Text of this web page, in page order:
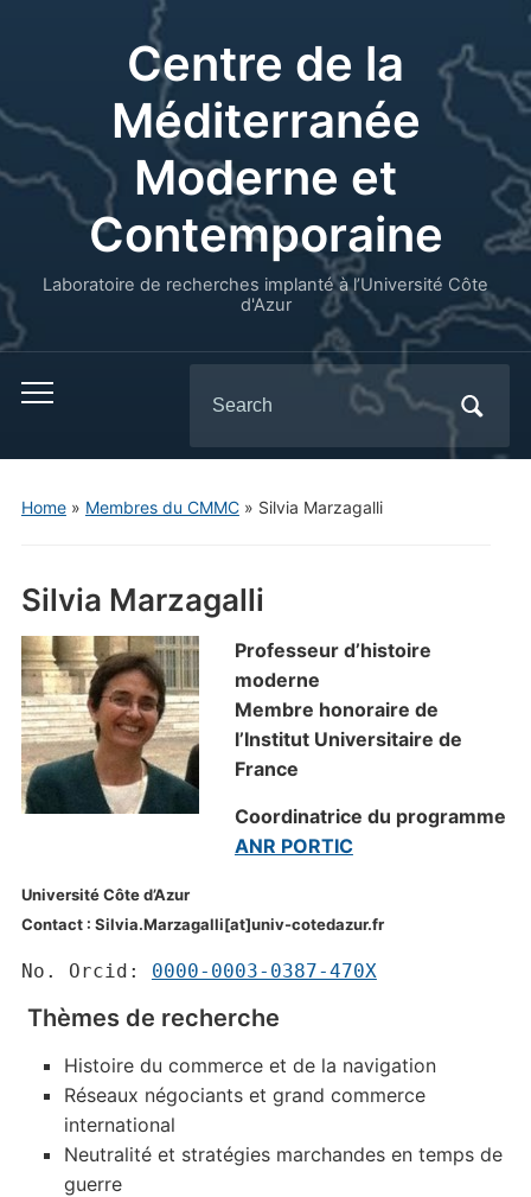
Centre de la
Méditerranée
Moderne et
Contemporaine
Laboratoire de recherches implanté à l’Université Côte
d'Azur
for:
Home» Membres du CMMC» Silvia Marzagalli
Silvia Marzagalli
Professeur d’histoire
moderne
Membre honoraire de
l’Institut Universitaire de
France
Coordinatrice du programme
ANR PORTIC
Université Côte d’Azur
Contact : Silvia.Marzagalli[at]univ-cotedazur.fr
No. Orcid: 0000-0003-0387-470X
Thèmes de recherche
Histoire du commerce et de la navigation
Réseaux négociants et grand commerce
international
Neutralité et stratégies marchandes en temps de
guerre